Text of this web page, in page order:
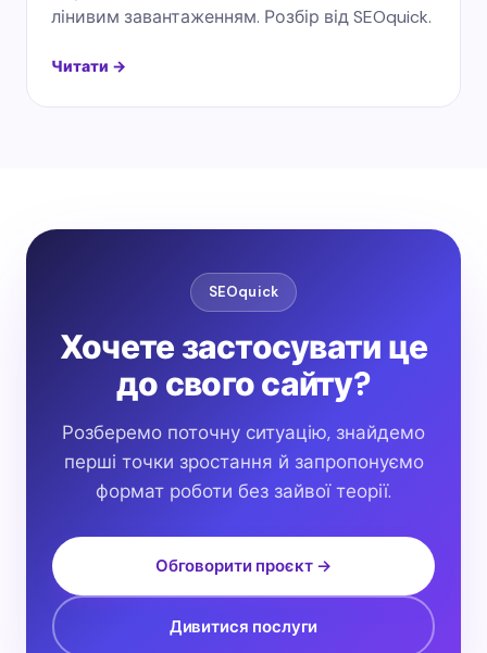
лінивим завантаженням. Розбір від SEOquick.
Читати →
SEOquick
Хочете застосувати це
до свого сайту?
Розберемо поточну ситуацію, знайдемо
перші точки зростання й запропонуємо
формат роботи без зайвої теорії.
Обговорити проєкт →
Дивитися послуги